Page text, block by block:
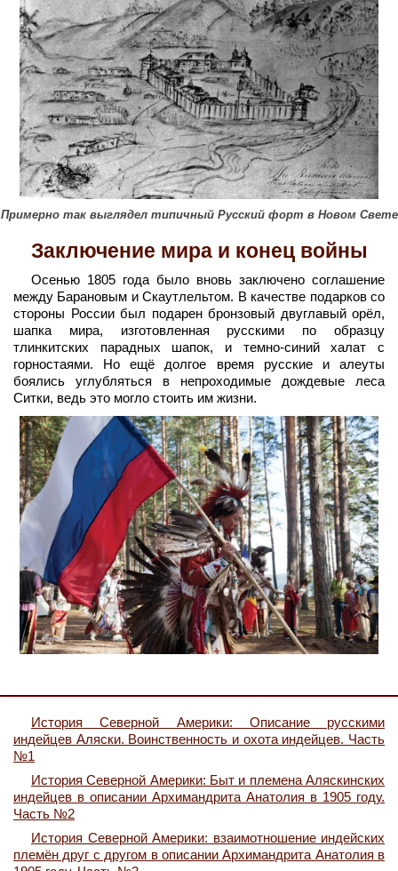
Примерно так выглядел типичный Русский форт в Новом Свете
Заключение мира и конец войны
Осенью 1805 года было вновь заключено соглашение
между Барановым и Скаутлельтом. В качестве подарков со
стороны России был подарен бронзовый двуглавый орёл,
шапка мира, изготовленная русскими по образцу
тлинкитских парадных шапок, и темно-синий халат с
горностаями. Но ещё долгое время русские и алеуты
боялись углубляться в непроходимые дождевые леса
Ситки, ведь это могло стоить им жизни.
История Северной Америки: Описание русскими
индейцев Аляски. Воинственность и охота индейцев. Часть
№1
История Северной Америки: Быт и племена Аляскинских
индейцев в описании Архимандрита Анатолия в 1905 году.
Часть №2
История Северной Америки: взаимотношение индейских
племён друг с другом в описании Архимандрита Анатолия в